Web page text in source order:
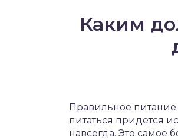
Каким
Правильное питание
питаться придется
навсегда. Это самое